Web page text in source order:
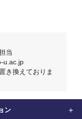
当
u.ac.jp
き換えておりま
ン